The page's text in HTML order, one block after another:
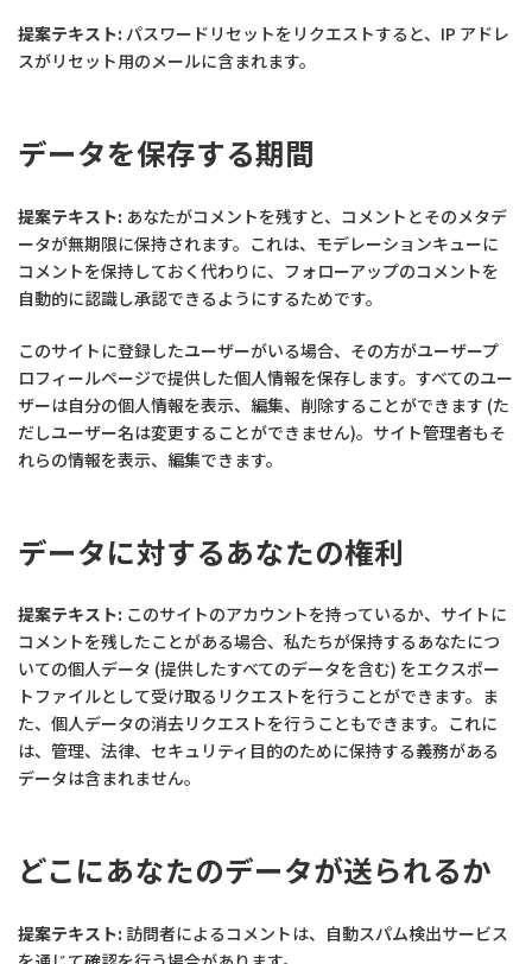
提案テキスト: パスワードリセットをリクエストすると、IP アドレ
スがリセット用のメールに含まれます。
データを保存する期間
提案テキスト: あなたがコメントを残すと、コメントとそのメタデ
ータが無期限に保持されます。これは、モデレーションキューに
コメントを保持しておく代わりに、フォローアップのコメントを
自動的に認識し承認できるようにするためです。
このサイトに登録したユーザーがいる場合、その方がユーザープ
ロフィールページで提供した個人情報を保存します。すべてのユー
ザーは自分の個人情報を表示、編集、削除することができます (た
だしユーザー名は変更することができません)。サイト管理者もそ
れらの情報を表示、編集できます。
データに対するあなたの権利
提案テキスト: このサイトのアカウントを持っているか、サイトに
コメントを残したことがある場合、私たちが保持するあなたにつ
いての個人データ (提供したすべてのデータを含む) をエクスポー
トファイルとして受け取るリクエストを行うことができます。ま
た、個人データの消去リクエストを行うこともできます。これに
は、管理、法律、セキュリティ目的のために保持する義務がある
データは含まれません。
どこにあなたのデータが送られるか
提案テキスト: 訪問者によるコメントは、自動スパム検出サービス